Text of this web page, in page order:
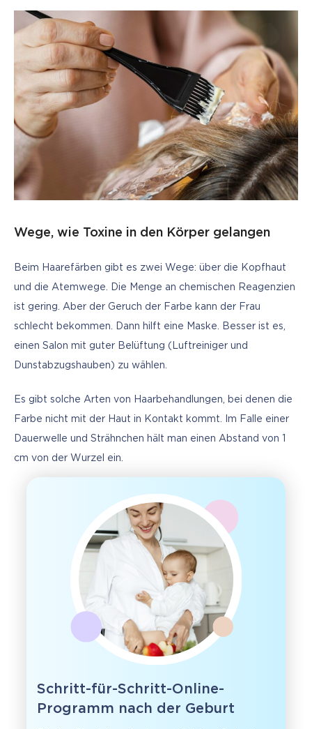
Wege, wie Toxine in den Körper gelangen
Beim Haarefärben gibt es zwei Wege: über die Kopfhaut
und die Atemwege. Die Menge an chemischen Reagenzien
ist gering. Aber der Geruch der Farbe kann der Frau
schlecht bekommen. Dann hilft eine Maske. Besser ist es,
einen Salon mit guter Belüftung (Luftreiniger und
Dunstabzugshauben) zu wählen.
Es gibt solche Arten von Haarbehandlungen, bei denen die
Farbe nicht mit der Haut in Kontakt kommt. Im Falle einer
Dauerwelle und Strähnchen hält man einen Abstand von 1
cm von der Wurzel ein.
Schritt-für-Schritt-Online-
Programm nach der Geburt